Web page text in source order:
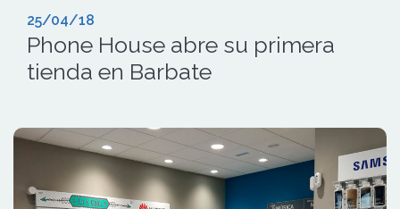
25/04/18
Phone House abre su primera
tienda en Barbate